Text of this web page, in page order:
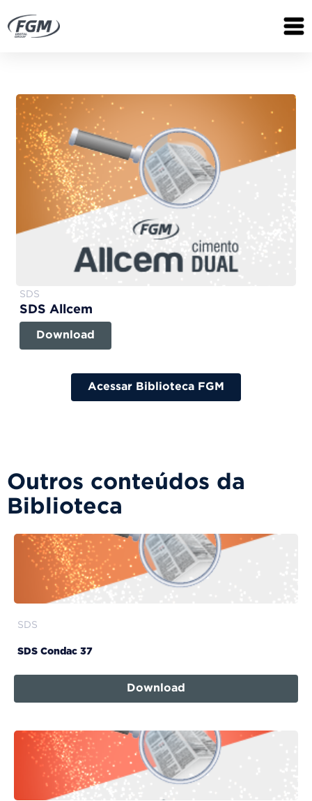
SDS
SDS Allcem
Download
Acessar Biblioteca FGM
Outros conteúdos da
Biblioteca
SDS
SDS Condac 37
Download